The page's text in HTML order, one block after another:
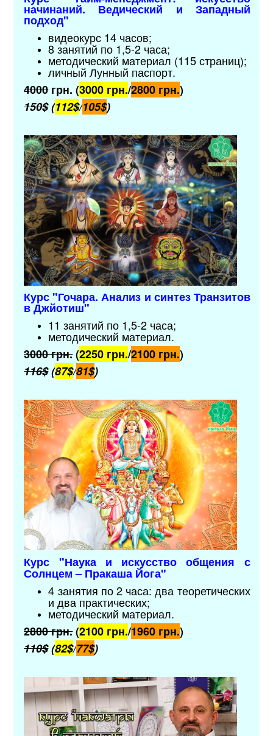
начинаний. Ведический и Западный
подход"
видеокурс 14 часов;
8 занятий по 1,5-2 часа;
методический материал (115 страниц);
личный Лунный паспорт.
4000грн. (3000 грн./2800 грн.)
150$(112$/105$)
Курс "Гочара. Анализ и синтез Транзитов
в Джйотиш"
11 занятий по 1,5-2 часа;
методический материал.
3000 грн.(2250 грн./2100 грн.)
116$(87$/81$)
Курс "Наука и искусство общения с
Солнцем – Пракаша Йога"
4 занятия по 2 часа: два теоретических
и два практических;
методический материал.
2800 грн.(2100 грн./1960 грн.)
110$(82$/77$)